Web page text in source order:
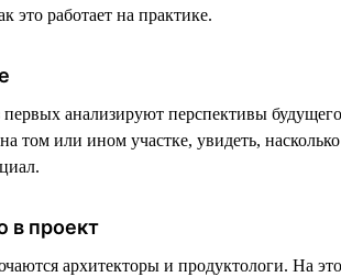
это работает на практике.
анализируют перспективы
том или ином участке, увидеть,
в проект
архитекторы и продуктологи. На